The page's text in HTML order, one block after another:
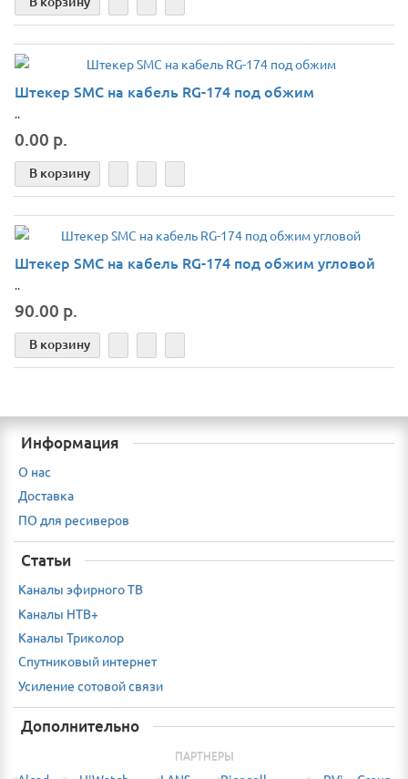
Штекер SMС на кабель RG-174 под обжим
..
0.00 р.
В корзину
Штекер SMС на кабель RG-174 под обжим угловой
..
90.00 р.
В корзину
Информация
О нас
Доставка
ПО для ресиверов
Статьи
Каналы эфирного ТВ
Каналы НТВ+
Каналы Триколор
Спутниковый интернет
Усиление сотовой связи
Дополнительно
ПАРТНЕРЫ